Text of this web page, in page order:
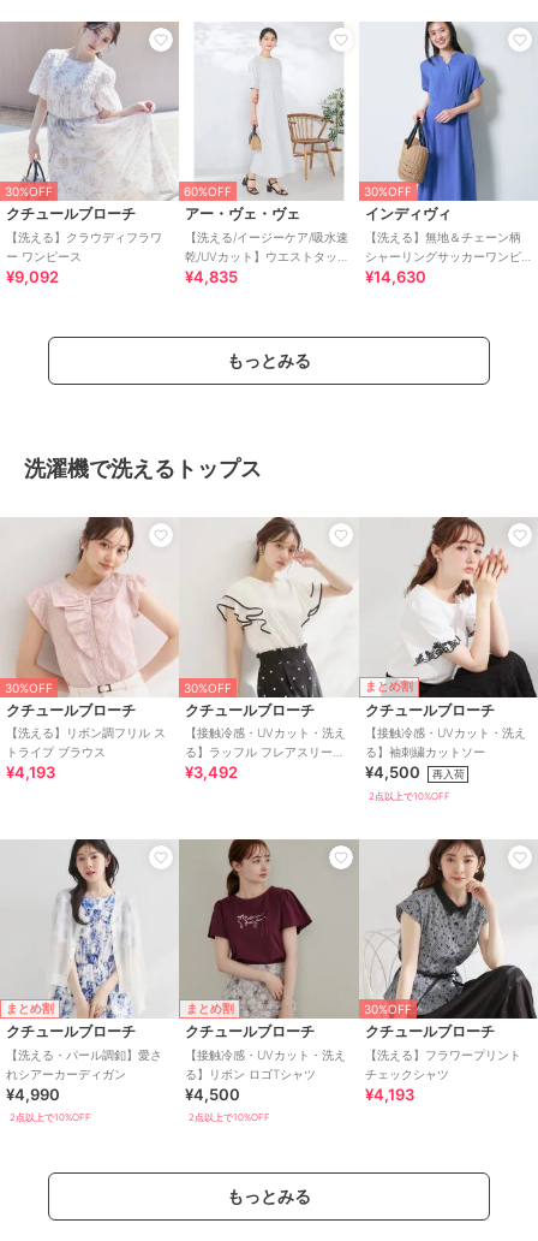
30%OFF
クチュールブローチ
【洗える】クラウディフラワ
ー ワンピース
¥9,092
60%OFF
アー・ヴェ・ヴェ
【洗える/イージーケア/吸水速
乾/UVカット】ウエストタック
サッカーワンピース
¥4,835
30%OFF
インディヴィ
【洗える】無地＆チェーン柄
シャーリングサッカーワンピ
ース
¥14,630
もっとみる
洗濯機で洗えるトップス
30%OFF
クチュールブローチ
【洗える】リボン調フリル ス
トライプ ブラウス
¥4,193
30%OFF
クチュールブローチ
【接触冷感・UVカット・洗え
る】ラッフル フレアスリーブ
トップス
¥3,492
まとめ割
クチュールブローチ
【接触冷感・UVカット・洗え
る】袖刺繍カットソー
¥4,500 再入荷
2点以上で10%OFF
まとめ割
クチュールブローチ
【洗える・パール調釦】愛さ
れシアーカーディガン
¥4,990
2点以上で10%OFF
まとめ割
クチュールブローチ
【接触冷感・UVカット・洗え
る】リボン ロゴTシャツ
¥4,500
2点以上で10%OFF
30%OFF
クチュールブローチ
【洗える】フラワープリント
チェックシャツ
¥4,193
もっとみる